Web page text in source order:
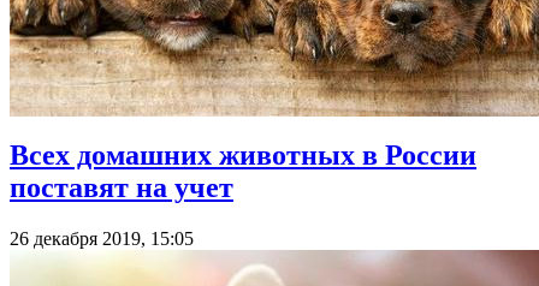
Всех домашних животных в России
поставят на учет
26 декабря 2019, 15:05